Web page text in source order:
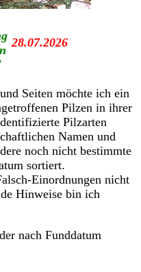
28.07.2026
Seiten möchte ich ein
Pilzen in ihrer
Pilzarten
Namen und
noch nicht bestimmte
sortiert.
Einordnungen nicht
Hinweise bin ich
nach Funddatum